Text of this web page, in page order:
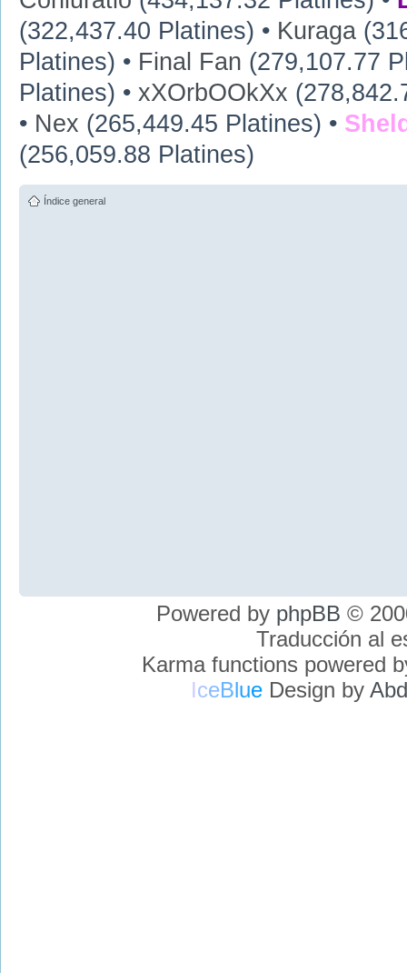
(322,437.40 Platines) • Kuraga
Platines) • Final Fan (279,107.77
Platines) • xXOrbOOkXx
• Nex (265,449.45 Platines) •
(256,059.88 Platines)
Índice general
Powered by phpBB ©
Traducción al
Karma functions powered
IceBlueDesign by